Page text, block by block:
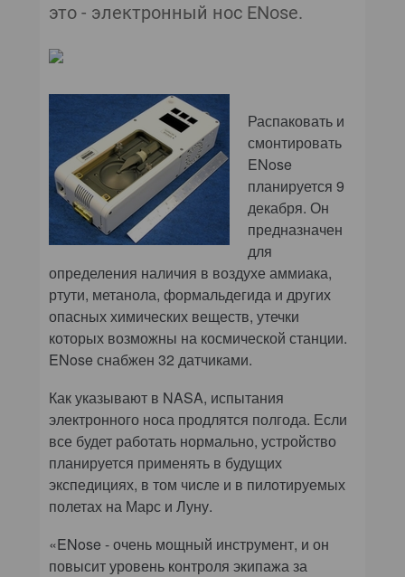
ПРЕСС-РЕЛИЗЫ
АРХИВ ЖУРНАЛОВ
это - электронный нос ENose.
Распаковать и
смонтировать
ENose
планируется 9
декабря. Он
предназначен
для
определения наличия в воздухе аммиака,
ртути, метанола, формальдегида и других
опасных химических веществ, утечки
которых возможны на космической станции.
ENose снабжен 32 датчиками.
Как указывают в NASA, испытания
электронного носа продлятся полгода. Если
все будет работать нормально, устройство
планируется применять в будущих
экспедициях, в том числе и в пилотируемых
полетах на Марс и Луну.
«ENose - очень мощный инструмент, и он
повысит уровень контроля экипажа за